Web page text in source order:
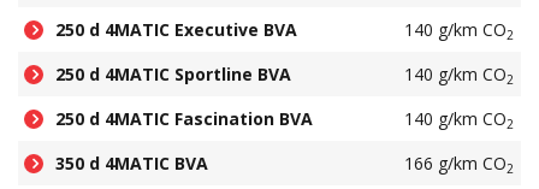
250 d 4MATIC Executive BVA 140 g/km CO2
250 d 4MATIC Sportline BVA 140 g/km CO2
250 d 4MATIC Fascination BVA 140 g/km CO2
350 d 4MATIC BVA 166 g/km CO2